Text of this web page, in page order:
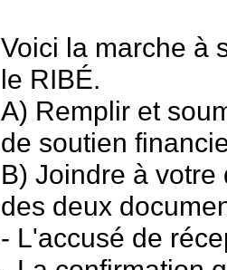
Voici la marche à
le RIBÉ.
A) Remplir et
de soutien
B) Joindre à
des deux
- L'accusé de